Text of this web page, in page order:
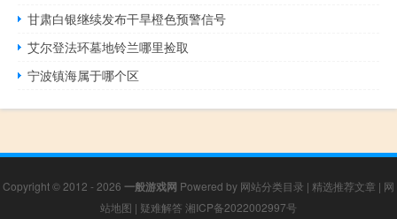
甘肃白银继续发布干旱橙色预警信号
艾尔登法环墓地铃兰哪里捡取
宁波镇海属于哪个区
Copyright © 2012 - 2026 一般游戏网 Powered by 网站分类目录 | 精选推荐文章 | 网
站地图 | 疑难解答 湘ICP备2022002997号